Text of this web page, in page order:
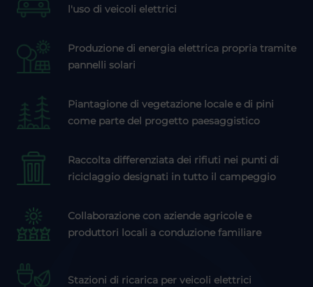
l'uso di veicoli elettrici
Produzione di energia elettrica propria tramite
pannelli solari
Piantagione di vegetazione locale e di pini
come parte del progetto paesaggistico
Raccolta differenziata dei rifiuti nei punti di
riciclaggio designati in tutto il campeggio
Collaborazione con aziende agricole e
produttori locali a conduzione familiare
Stazioni di ricarica per veicoli elettrici